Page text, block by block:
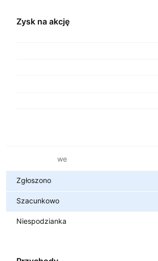
Zysk na akcję
Metryki finansowe
Zgłoszono
Szacunkowo
Niespodzianka